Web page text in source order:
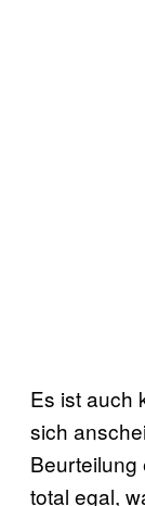
Es ist auch
sich
total egal,